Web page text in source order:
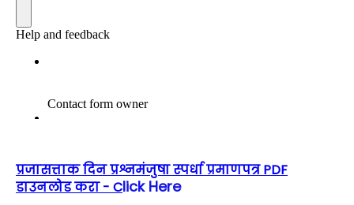
प्रजासत्ताक दिन प्रश्नमंजुषा स्पर्धा प्रमाणपत्र PDF
डाउनलोड करा - Click Here